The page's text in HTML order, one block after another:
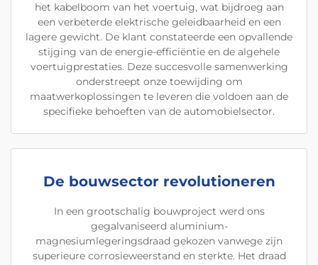
het kabelboom van het voertuig, wat bijdroeg aan
een verbeterde elektrische geleidbaarheid en een
lagere gewicht. De klant constateerde een opvallende
stijging van de energie-efficiëntie en de algehele
voertuigprestaties. Deze succesvolle samenwerking
onderstreept onze toewijding om
maatwerkoplossingen te leveren die voldoen aan de
specifieke behoeften van de automobielsector.
De bouwsector revolutioneren
In een grootschalig bouwproject werd ons
gegalvaniseerd aluminium-
magnesiumlegeringsdraad gekozen vanwege zijn
superieure corrosieweerstand en sterkte. Het draad